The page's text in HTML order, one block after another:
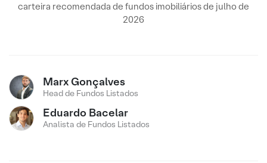
carteira recomendada de fundos imobiliários de julho de
2026
Marx Gonçalves
Head de Fundos Listados
Eduardo Bacelar
Analista de Fundos Listados